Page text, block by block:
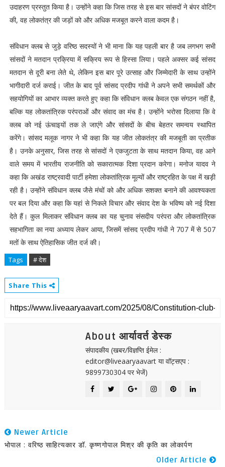
उदाहरण प्रस्तुत किया है। उन्होंने कहा कि जिस तरह से इस बार सांसदों ने बंपर वोटिंग
की, वह लोकतंत्र की जड़ों को और अधिक मजबूत करने वाला कदम है।
संविधान क्लब से जुड़े वरिष्ठ सदस्यों ने भी माना कि यह पहली बार है जब लगभग सभी
सांसदों ने मतदान प्रक्रिया में सक्रिय रूप से हिस्सा लिया। पहले अक्सर कई सांसद
मतदान से दूरी बना लेते थे, लेकिन इस बार पूरे उत्साह और जिम्मेदारी के साथ उन्होंने
भागीदारी दर्ज कराई। जीत के बाद पूर्व सांसद प्रदीप गांधी ने अपने सभी समर्थकों और
सहयोगियों का आभार व्यक्त करते हुए कहा कि संविधान क्लब केवल एक संगठन नहीं है,
बल्कि यह लोकतांत्रिक परंपराओं और संवाद का मंच है। उन्होंने भरोसा दिलाया कि वे
क्लब को नई ऊंचाइयों तक ले जाएंगे और सांसदों के बीच बेहतर समन्वय स्थापित
करेंगे। सांसद मलूक नागर ने भी कहा कि यह जीत लोकतंत्र की मजबूती का प्रतीक
है। उनके अनुसार, जिस तरह से सांसदों ने एकजुटता के साथ मतदान किया, वह आने
वाले समय में भारतीय राजनीति को सकारात्मक दिशा प्रदान करेगा। मनोज यादव ने
कहा कि अखंड राष्ट्रवादी पार्टी हमेशा लोकतांत्रिक मूल्यों और राष्ट्रहित के पक्ष में खड़ी
रही है। उन्होंने संविधान क्लब जैसे मंचों को और अधिक सशक्त बनाने की आवश्यकता
पर बल दिया और कहा कि यहां से निकले विचार और संवाद देश के भविष्य को नई दिशा
देते हैं। कुल मिलाकर संविधान क्लब का यह चुनाव संसदीय परंपरा और लोकतांत्रिक
सहभागिता का नया अध्याय लेकर आया, जिसमें सांसद प्रदीप गांधी ने 707 में से 507
मतों के साथ ऐतिहासिक जीत दर्ज की।
Tags # देश
Share This
About आर्यावर्त डेस्क
संपादकीय (खबर/विज्ञप्ति ईमेल :
editor@liveaaryaavart या वॉट्सएप :
9899730304 पर भेजें)
Newer Article
भोपाल : वरिष्ठ साहित्यकार डॉ. कृष्णगोपाल मिश्र की कृति का लोकार्पण
Older Article